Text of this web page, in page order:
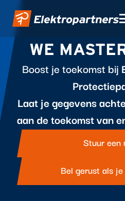
WE
Boost je toekomst bij
Laat je gegevens
aan de toekomst van
Stuur een
Bel gerust als